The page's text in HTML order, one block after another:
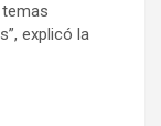
explicó la